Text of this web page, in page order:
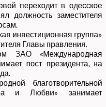
переходит в одесское
должность заместителя
инвестиционная группа»
Главы правления.
ЗАО «Международная
пост президента, на
благотворительной
и Любви» занимает